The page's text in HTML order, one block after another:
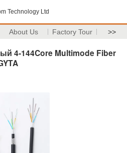
Technology Ltd
About Us Factory Tour >>
4-144Core Multimode Fiber